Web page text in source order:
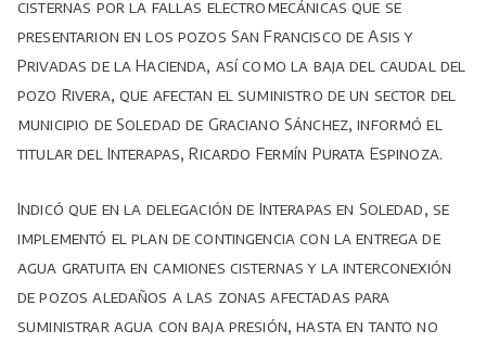
cisternas por la fallas electromecánicas que se
presentarion en los pozos San Francisco de Asis y
Privadas de la Hacienda, así como la baja del caudal del
pozo Rivera, que afectan el suministro de un sector del
municipio de Soledad de Graciano Sánchez, informó el
titular del Interapas, Ricardo Fermín Purata Espinoza.
Indicó que en la delegación de Interapas en Soledad, se
implementó el plan de contingencia con la entrega de
agua gratuita en camiones cisternas y la interconexión
de pozos aledaños a las zonas afectadas para
suministrar agua con baja presión, hasta en tanto no